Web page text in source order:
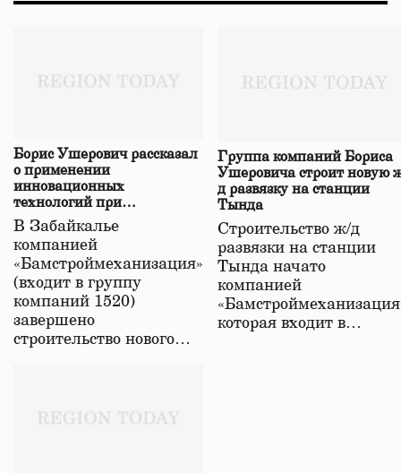
Борис Ушерович рассказал
о применении
инновационных
технологий при
строительстве нового моста
в Забайкалье
В Забайкалье
компанией
«Бамстроймеханизация»
(входит в группу
компаний 1520)
завершено
строительство нового…
Группа компаний Бориса
Ушеровича строит новую
д развязку на станции
Тында
Строительство ж/д
развязки на станции
Тында начато
компанией
которая входит в…